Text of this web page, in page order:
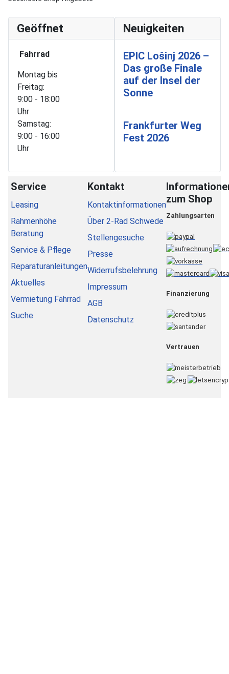
Geöffnet
Fahrrad
Montag bis
Freitag:
9:00 - 18:00
Uhr
Samstag:
9:00 - 16:00
Uhr
Neuigkeiten
EPIC Lošinj 2026 –
Das große Finale
auf der Insel der
Sonne
Frankfurter Weg
Fest 2026
Service
Leasing
Rahmenhöhe
Beratung
Service & Pflege
Reparaturanleitungen
Aktuelles
Vermietung Fahrrad
Suche
Kontakt
Kontaktinformationen
Über 2-Rad Schwede
Stellengesuche
Presse
Widerrufsbelehrung
Impressum
AGB
Datenschutz
zum Shop
Zahlungsarten
Finanzierung
Vertrauen